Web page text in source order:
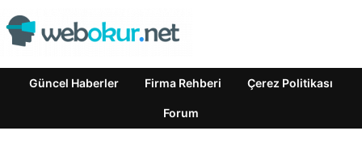
Güncel Haberler Firma Rehberi Çerez Politikası
Forum